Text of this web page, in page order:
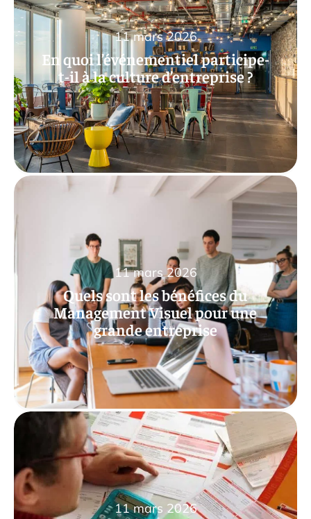
En quoi l’événementiel participe-
t-il à la culture d’entreprise ?
11 mars 2026
Quels sont les bénéfices du
Management Visuel pour une
grande entreprise
11 mars 2026
11 mars 2026